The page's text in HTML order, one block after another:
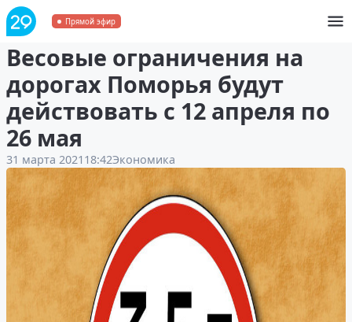
Прямой эфир
Не больше 3,5 тонны на ось!
Весовые ограничения на
дорогах Поморья будут
действовать с 12 апреля по
26 мая
31 марта 2021 18:42Экономика